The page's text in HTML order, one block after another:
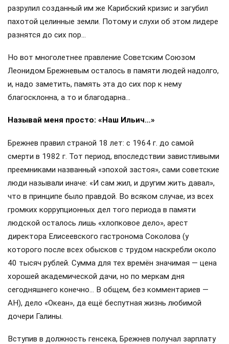
разрулил созданный им же Карибский кризис и загубил
пахотой целинные земли. Потому и слухи об этом лидере
разнятся до сих пор…
Но вот многолетнее правление Советским Союзом
Леонидом Брежневым осталось в памяти людей надолго,
и, надо заметить, память эта до сих пор к нему
благосклонна, а то и благодарна…
Называй меня просто: «Наш Ильич…»
Брежнев правил страной 18 лет: с 1964 г. до самой
смерти в 1982 г. Тот период, впоследствии завистливыми
преемниками названный «эпохой застоя», сами советские
люди называли иначе: «И сам жил, и другим жить давал»,
что в принципе было правдой. Во всяком случае, из всех
громких коррупционных дел того периода в памяти
людской осталось лишь «хлопковое дело», арест
директора Елисеевского гастронома Соколова (у
которого после всех обысков с трудом наскребли около
40 тысяч рублей. Сумма для тех времён значимая — цена
хорошей академической дачи, но по меркам дня
сегодняшнего конечно… В общем, без комментариев —
АН), дело «Океан», да ещё беспутная жизнь любимой
дочери Галины.
Вступив в должность генсека, Брежнев получал зарплату